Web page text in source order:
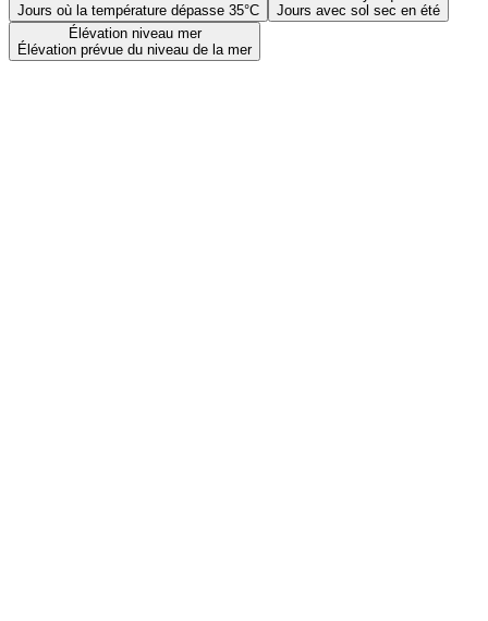
Jours où la température dépasse 35°C
Jours avec sol sec en été
Élévation niveau mer
Élévation prévue du niveau de la mer